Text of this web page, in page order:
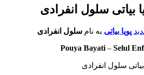
بیاتی سلول انفرادی
پویا بیاتی به نامسلول انفرادی
Pouya Bayati – Selul